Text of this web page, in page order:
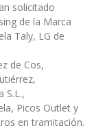
solicitado
de la Marca
Taly, LG de
de Cos,
S.L.,
Picos Outlet y
en tramitación.